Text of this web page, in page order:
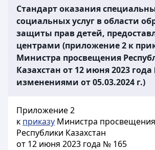
Стандарт оказания
социальных услуг в области
защиты прав детей,
центрами (приложение 2 к
Министра просвещения
Казахстан от 12 июня 2023 года
изменениями от 05.03.2024 г.)
Приложение 2
к приказу Министра просвещения
Республики Казахстан
от 12 июня 2023 года № 165